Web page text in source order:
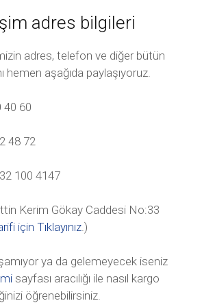
adres bilgileri
adres, telefon ve diğer bütün
hemen aşağıda paylaşıyoruz.
40 60
48 72
100 4147
Kerim Gökay Caddesi No:33
için Tıklayınız.)
ya da gelemeyecek iseniz
sayfası aracılığı ile nasıl kargo
öğrenebilirsiniz.